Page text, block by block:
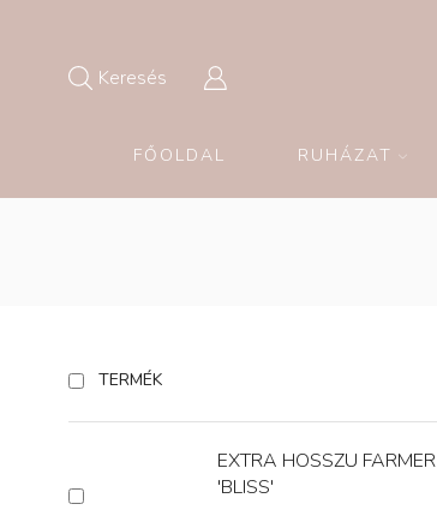
Keresés
FŐOLDAL RUHÁZAT
TERMÉK
EXTRA HOSSZU FARMER
'BLISS'